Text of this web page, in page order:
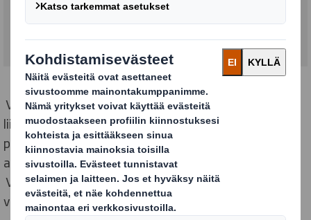
Voit olla varma, että teemme työtä jokapäiväisen
liiketoimintamme ohella yhdistääksemme
prosessimme tehokkaaksi ja virtaviivaiseksi, jotta
asiakkaanamme saatte parhaan mahdollisen hyödyn.
Viestimme kanssanne aiheesta avoimesti, jotta
voimme vastata meille asetettuihin odotuksiin.